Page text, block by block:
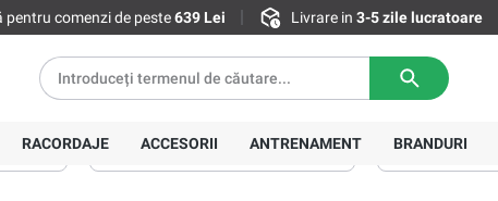
pentru comenzi de peste639 Lei Livrare in 3-5 zile lucratoare
RACORDAJE ACCESORII ANTRENAMENT BRANDURI